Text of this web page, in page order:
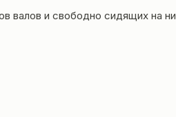
валов и свободно сидящих на